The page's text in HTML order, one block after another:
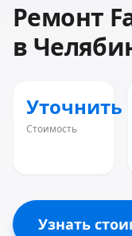
Ремонт
в
Уточнить
Стоимость
Узнать